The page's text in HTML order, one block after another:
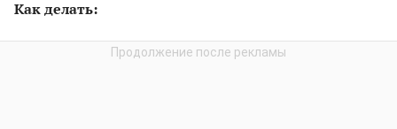
Как делать: